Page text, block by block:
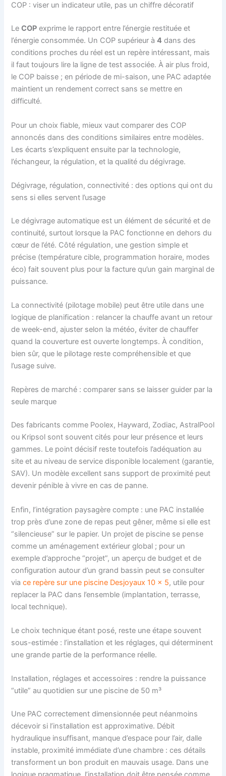
COP : viser un indicateur utile, pas un chiffre décoratif
LeCOP exprime le rapport entre l’énergie restituée et
l’énergie consommée. Un COP supérieur à4 dans des
conditions proches du réel est un repère intéressant, mais
il faut toujours lire la ligne de test associée. À air plus froid,
le COP baisse ; en période de mi-saison, une PAC adaptée
maintient un rendement correct sans se mettre en
difficulté.
Pour un choix fiable, mieux vaut comparer des COP
annoncés dans des conditions similaires entre modèles.
Les écarts s’expliquent ensuite par la technologie,
l’échangeur, la régulation, et la qualité du dégivrage.
Dégivrage, régulation, connectivité : des options qui ont du
sens si elles servent l’usage
Le dégivrage automatique est un élément de sécurité et de
continuité, surtout lorsque la PAC fonctionne en dehors du
cœur de l’été. Côté régulation, une gestion simple et
précise (température cible, programmation horaire, modes
éco) fait souvent plus pour la facture qu’un gain marginal de
puissance.
La connectivité (pilotage mobile) peut être utile dans une
logique de planification : relancer la chauffe avant un retour
de week-end, ajuster selon la météo, éviter de chauffer
quand la couverture est ouverte longtemps. À condition,
bien sûr, que le pilotage reste compréhensible et que
l’usage suive.
Repères de marché : comparer sans se laisser guider par la
seule marque
Des fabricants comme Poolex, Hayward, Zodiac, AstralPool
ou Kripsol sont souvent cités pour leur présence et leurs
gammes. Le point décisif reste toutefois l’adéquation au
site et au niveau de service disponible localement (garantie,
SAV). Un modèle excellent sans support de proximité peut
devenir pénible à vivre en cas de panne.
Enfin, l’intégration paysagère compte : une PAC installée
trop près d’une zone de repas peut gêner, même si elle est
“silencieuse” sur le papier. Un projet de piscine se pense
comme un aménagement extérieur global ; pour un
exemple d’approche “projet”, un aperçu de budget et de
configuration autour d’un grand bassin peut se consulter
viace repère sur une piscine Desjoyaux 10 x 5, utile pour
replacer la PAC dans l’ensemble (implantation, terrasse,
local technique).
Le choix technique étant posé, reste une étape souvent
sous-estimée : l’installation et les réglages, qui déterminent
une grande partie de la performance réelle.
Installation, réglages et accessoires : rendre la puissance
“utile” au quotidien sur une piscine de 50 m³
Une PAC correctement dimensionnée peut néanmoins
décevoir si l’installation est approximative. Débit
hydraulique insuffisant, manque d’espace pour l’air, dalle
instable, proximité immédiate d’une chambre : ces détails
transforment un bon produit en mauvais usage. Dans une